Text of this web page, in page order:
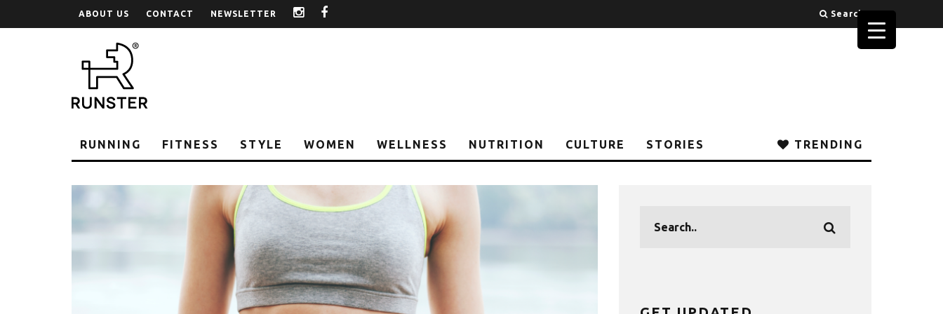
ABOUT US CONTACT NEWSLETTER instagram Search
RUNNING FITNESS STYLE WOMEN WELLNESS NUTRITION CULTURE STORIES TRENDING